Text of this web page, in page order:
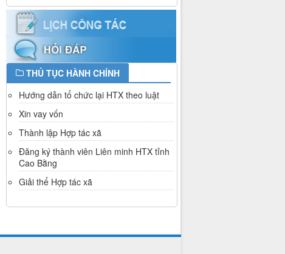
THỦ TỤC HÀNH CHÍNH
Hướng dẫn tổ chức lại HTX theo luật
Xin vay vốn
Thành lập Hợp tác xã
Đăng ký thành viên Liên minh HTX tỉnh
Cao Bằng
Giải thể Hợp tác xã